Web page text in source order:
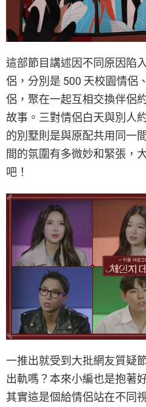
這部節目講述因不同原因陷
侶，分別是 500 天校園情侶
侶，聚在一起互相交換伴侶
故事。三對情侶白天與別人
的別墅則是與原配共用同一
間的氛圍有多微妙和緊張，
吧！
一推出就受到大批網友質疑
出軌嗎？本來小編也是抱著
其實這是個給情侶站在不同